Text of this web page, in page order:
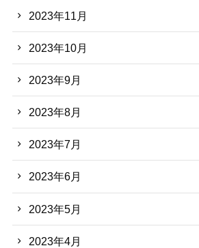
2023年11月
2023年10月
2023年9月
2023年8月
2023年7月
2023年6月
2023年5月
2023年4月